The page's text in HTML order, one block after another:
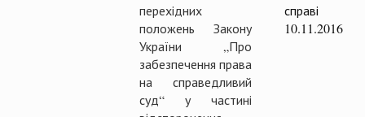
перехідних
положень Закону
України „Про
забезпечення права
на справедливий
суд“ у частині
справі
10.11.2016